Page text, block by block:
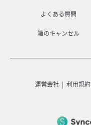
よくある質問
箱のキャンセル
運営会社 利用規約